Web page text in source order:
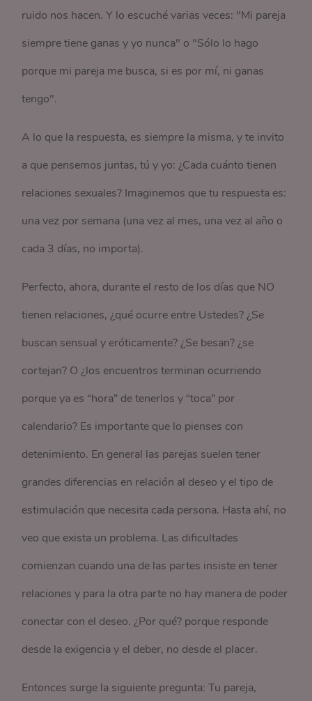
ruido nos hacen. Y lo escuché varias veces: "Mi pareja
siempre tiene ganas y yo nunca" o "Sólo lo hago
porque mi pareja me busca, si es por mí, ni ganas
tengo".
A lo que la respuesta, es siempre la misma, y te invito
a que pensemos juntas, tú y yo: ¿Cada cuánto tienen
relaciones sexuales? Imaginemos que tu respuesta es:
una vez por semana (una vez al mes, una vez al año o
cada 3 días, no importa).
Perfecto, ahora, durante el resto de los días que NO
tienen relaciones, ¿qué ocurre entre Ustedes? ¿Se
buscan sensual y eróticamente? ¿Se besan? ¿se
cortejan? O ¿los encuentros terminan ocurriendo
porque ya es “hora” de tenerlos y “toca” por
calendario? Es importante que lo pienses con
detenimiento. En general las parejas suelen tener
grandes diferencias en relación al deseo y el tipo de
estimulación que necesita cada persona. Hasta ahí, no
veo que exista un problema. Las dificultades
comienzan cuando una de las partes insiste en tener
relaciones y para la otra parte no hay manera de poder
conectar con el deseo. ¿Por qué? porque responde
desde la exigencia y el deber, no desde el placer.
Entonces surge la siguiente pregunta: Tu pareja,